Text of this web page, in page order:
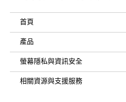
首頁
產品
螢幕隱私與資訊安全
相關資源與支援服務